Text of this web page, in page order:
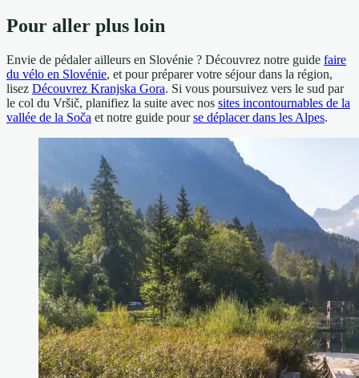
Pour aller plus loin
Envie de pédaler ailleurs en Slovénie ? Découvrez notre guide faire
du vélo en Slovénie, et pour préparer votre séjour dans la région,
lisez Découvrez Kranjska Gora. Si vous poursuivez vers le sud par
le col du Vršič, planifiez la suite avec nos sites incontournables de la
vallée de la Soča et notre guide pourse déplacer dans les Alpes.